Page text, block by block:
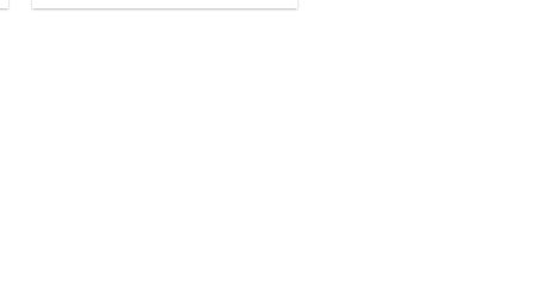
₫.
345,000 ₫.